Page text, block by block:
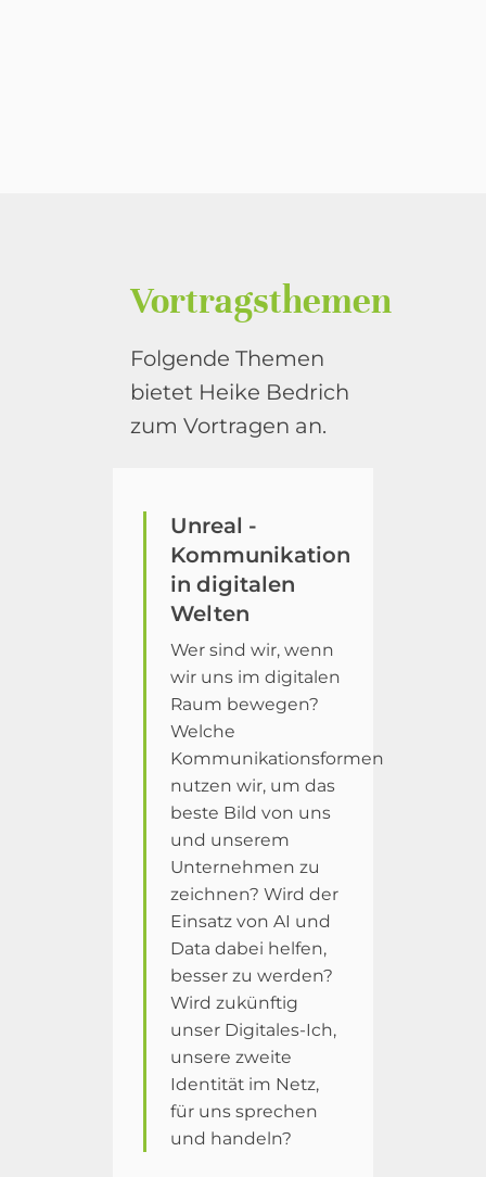
Vortragsthemen
Folgende Themen
bietet Heike Bedrich
zum Vortragen an.
Unreal -
Kommunikation
in digitalen
Welten
Wer sind wir, wenn
wir uns im digitalen
Raum bewegen?
Welche
Kommunikationsformen
nutzen wir, um das
beste Bild von uns
und unserem
Unternehmen zu
zeichnen? Wird der
Einsatz von AI und
Data dabei helfen,
besser zu werden?
Wird zukünftig
unser Digitales-Ich,
unsere zweite
Identität im Netz,
für uns sprechen
und handeln?